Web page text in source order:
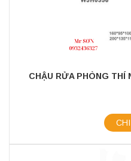
CHẬU RỬA PHÒNG THÍ